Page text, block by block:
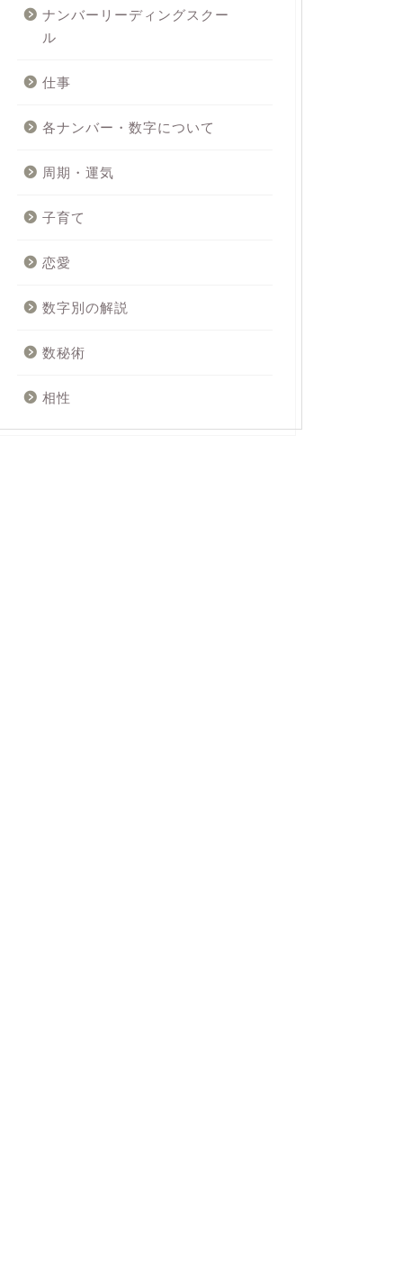
ナンバーリーディングスクー
ル
仕事
各ナンバー・数字について
周期・運気
子育て
恋愛
数字別の解説
数秘術
相性